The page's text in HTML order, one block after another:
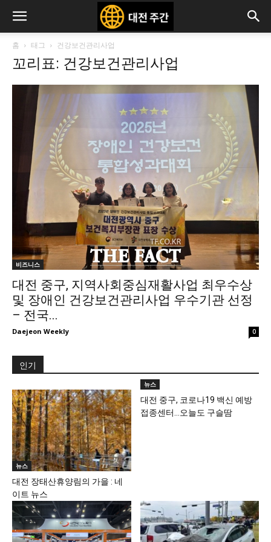
홈 태그 건강보건관리사업
꼬리표: 건강보건관리사업
비즈니스
대전 중구, 지역사회중심재활사업 최우수상
및 장애인 건강보건관리사업 우수기관 선정
– 전국...
Daejeon Weekly 0
인기
뉴스
대전 장태산휴양림의 가을 : 네
이트 뉴스
뉴스
대전 중구, 코로나19 백신 예방
접종센터…오늘도 구슬땀